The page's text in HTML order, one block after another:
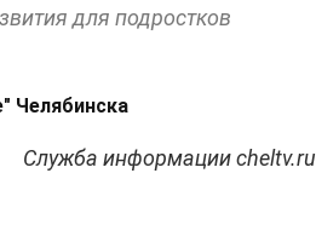
для подростков
Челябинска
Служба информации cheltv.ru